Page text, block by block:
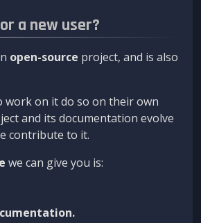
a new user?
open-source project, and is also
work on it do so on their own
and its documentation evolve
contribute to it.
we can give you is: